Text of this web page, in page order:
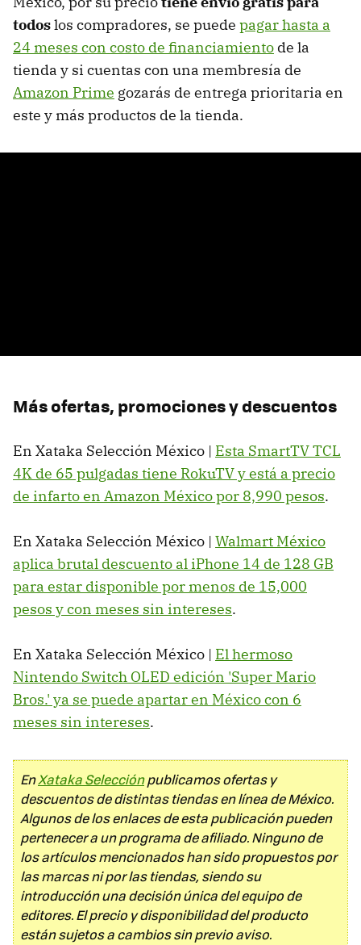
todoslos compradores, se puede pagar hasta a
24 meses con costo de financiamiento de la
tienda y si cuentas con una membresía de
Amazon Prime gozarás de entrega prioritaria en
este y más productos de la tienda.
Más ofertas, promociones y descuentos
En Xataka Selección México | Esta SmartTV TCL
4K de 65 pulgadas tiene RokuTV y está a precio
de infarto en Amazon México por 8,990 pesos.
En Xataka Selección México | Walmart México
aplica brutal descuento al iPhone 14 de 128 GB
para estar disponible por menos de 15,000
pesos y con meses sin intereses.
En Xataka Selección México | El hermoso
Nintendo Switch OLED edición 'Super Mario
Bros.' ya se puede apartar en México con 6
meses sin intereses.
EnXataka Selecciónpublicamos ofertas y
descuentos de distintas tiendas en línea de México.
Algunos de los enlaces de esta publicación pueden
pertenecer a un programa de afiliado. Ninguno de
los artículos mencionados han sido propuestos por
las marcas ni por las tiendas, siendo su
introducción una decisión única del equipo de
editores. El precio y disponibilidad del producto
están sujetos a cambios sin previo aviso.